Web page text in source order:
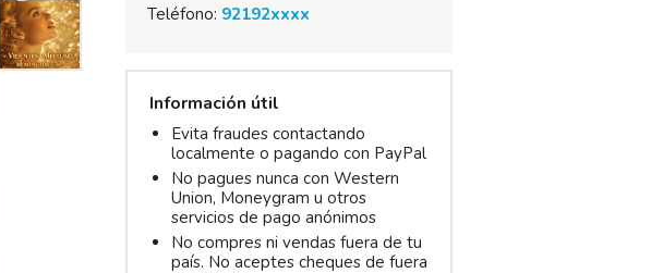
Teléfono: 92192xxxx
Información útil
Evita fraudes contactando
localmente o pagando con PayPal
No pagues nunca con Western
Union, Moneygram u otros
servicios de pago anónimos
No compres ni vendas fuera de tu
país. No aceptes cheques de fuera